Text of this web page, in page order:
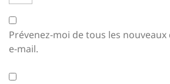
Prévenez-moi de tous les
e-mail.